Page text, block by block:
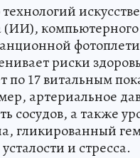
(ИИ),
риски
по 17 витальным
артериальное
сосудов, а также
гликированный
и стресса.